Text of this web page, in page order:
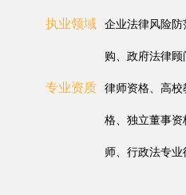
执业领域 企业法律风险
购、政府法律顾
专业资质 律师资格、高
格、独立董事
师、行政法专业